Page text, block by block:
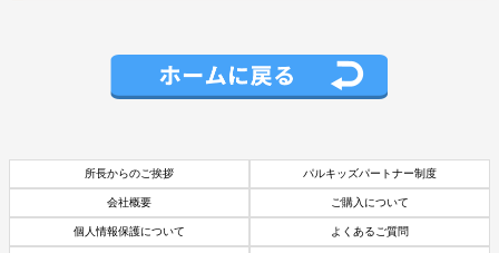
所長からのご挨拶 パルキッズパートナー制度
会社概要 ご購入について
個人情報保護について よくあるご質問